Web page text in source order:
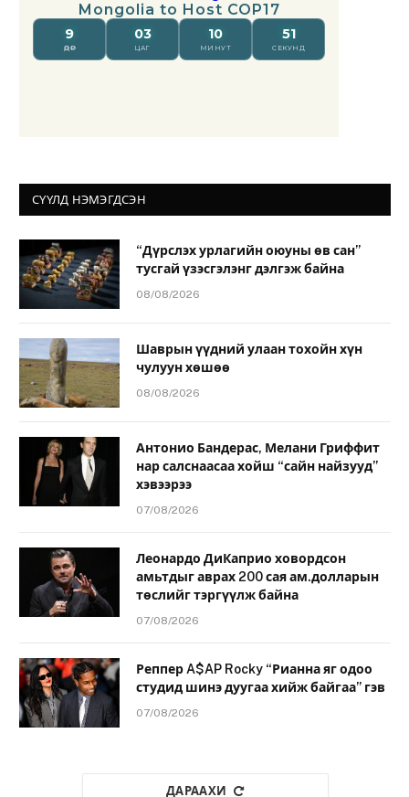
СҮҮЛД НЭМЭГДСЭН
“Дүрслэх урлагийн оюуны өв сан”
тусгай үзэсгэлэнг дэлгэж байна
08/08/2026
Шаврын үүдний улаан тохойн хүн
чулуун хөшөө
08/08/2026
Антонио Бандерас, Мелани Гриффит
нар салснаасаа хойш “сайн найзууд”
хэвээрээ
07/08/2026
Леонардо ДиКаприо ховордсон
амьтдыг аврах 200 сая ам.долларын
төслийг тэргүүлж байна
07/08/2026
Реппер A$AP Rocky “Рианна яг одоо
студид шинэ дуугаа хийж байгаа” гэв
07/08/2026
ДАРААХИ